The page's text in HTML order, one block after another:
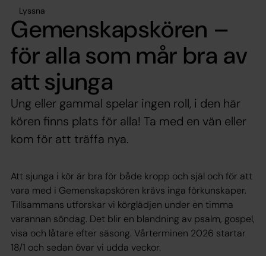
Lyssna
Gemenskapskören –
för alla som mår bra av
att sjunga
Ung eller gammal spelar ingen roll, i den här
kören finns plats för alla! Ta med en vän eller
kom för att träffa nya.
Att sjunga i kör är bra för både kropp och själ och för att
vara med i Gemenskapskören krävs inga förkunskaper.
Tillsammans utforskar vi körglädjen under en timma
varannan söndag. Det blir en blandning av psalm, gospel,
visa och låtare efter säsong. Vårterminen 2026 startar
18/1 och sedan övar vi udda veckor.